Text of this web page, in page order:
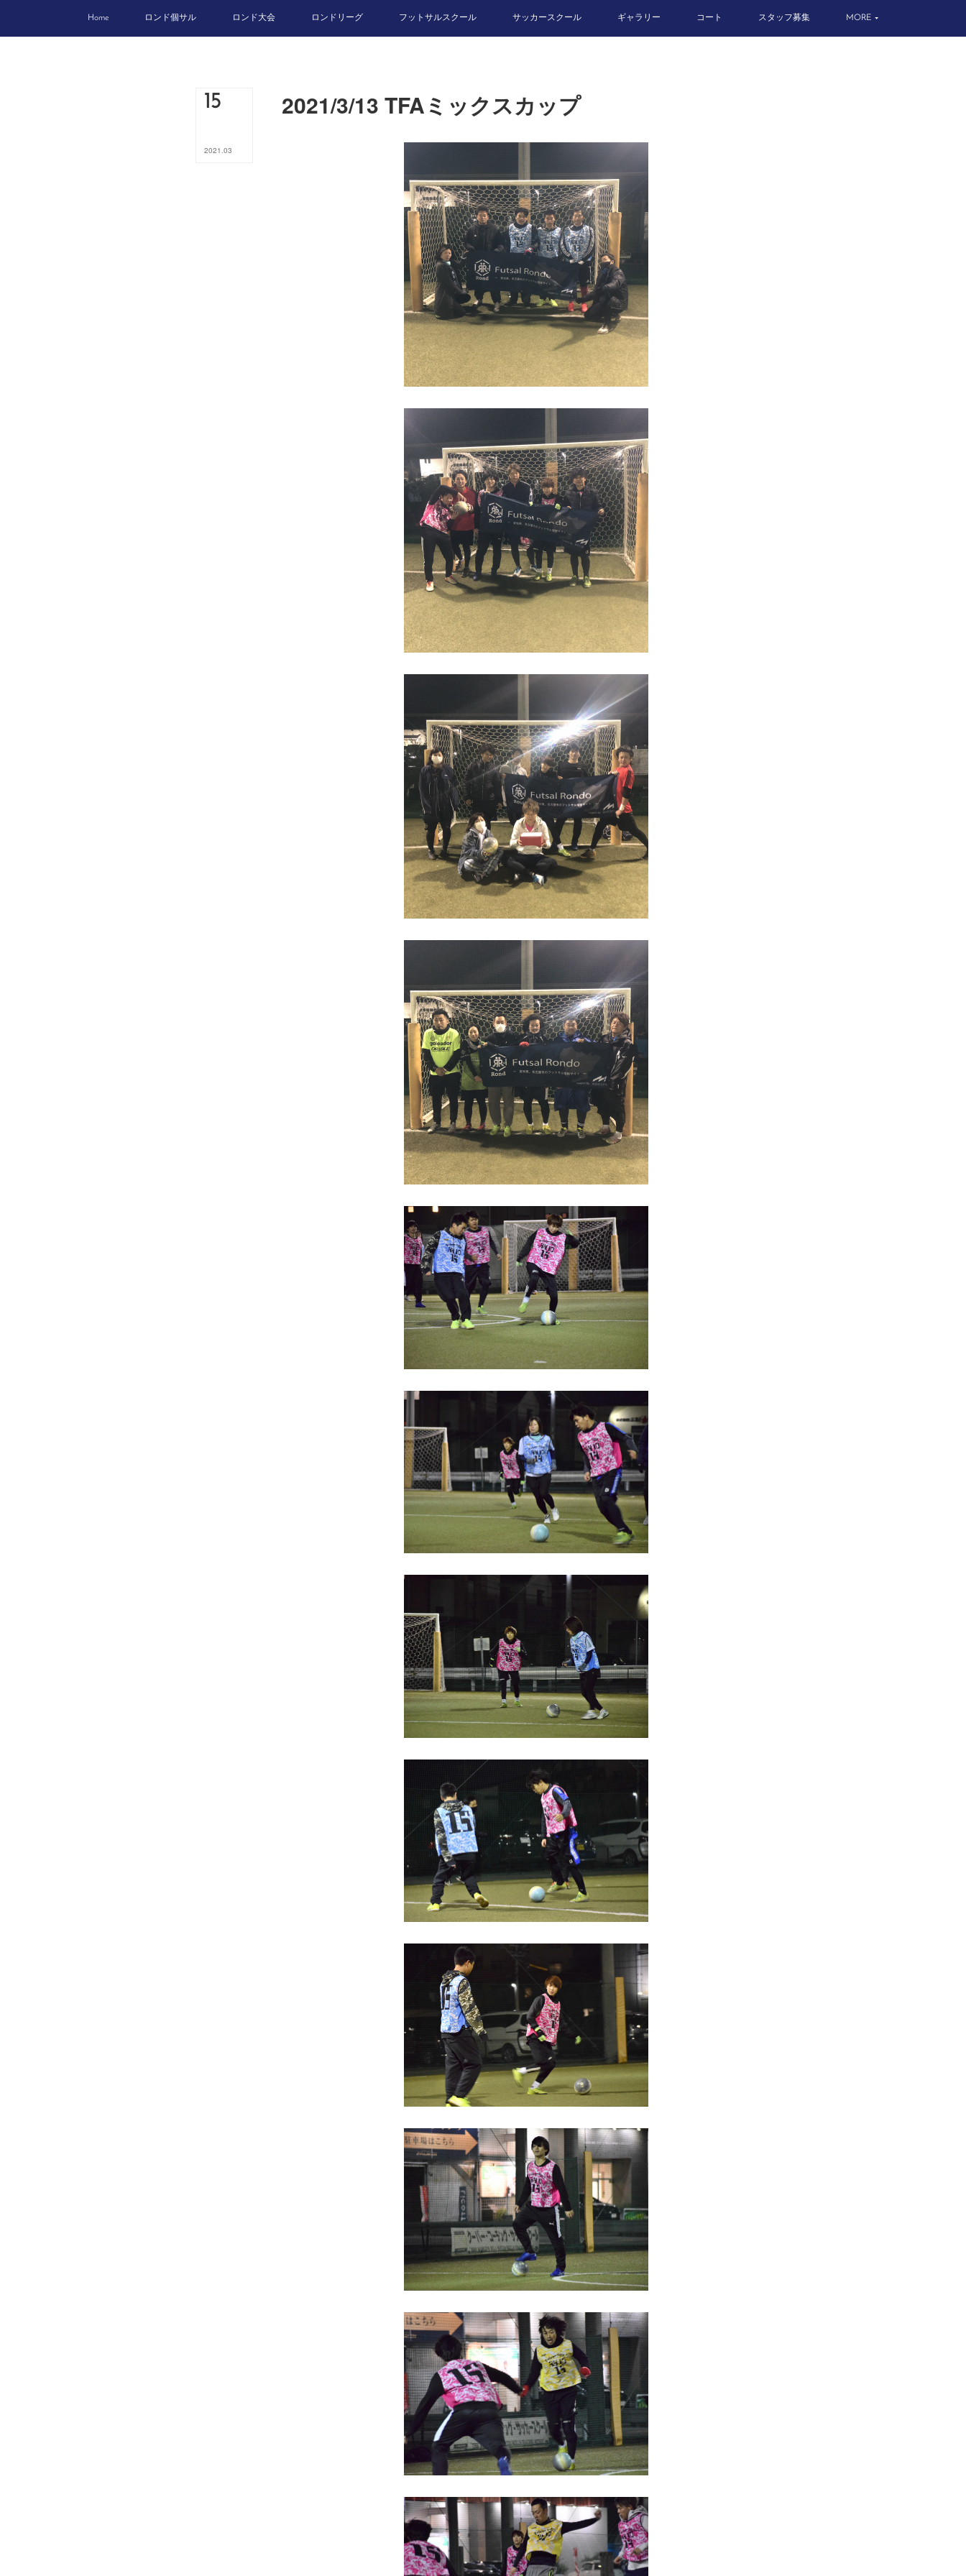
Home ロンド個サル ロンド大会 ロンドリーグ フットサルスクール サッカースクール ギャラリー コート スタッフ募集 MORE
15
2021 .03
2021/3/13 TFAミックスカップ